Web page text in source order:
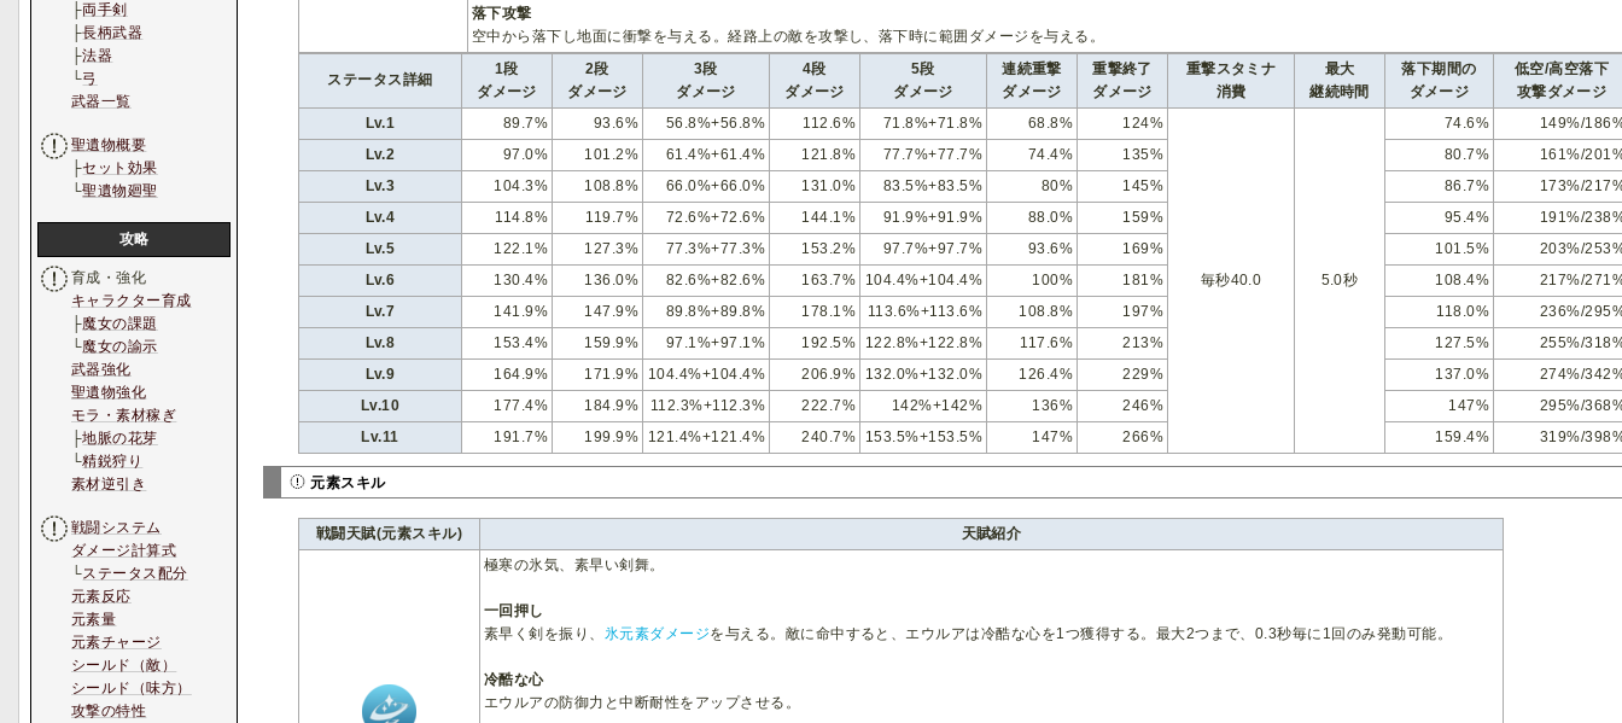
落下攻撃
空中から落下し地面に衝撃を与える。経路上の敵を攻撃し、落下時に範囲ダメージを与える。
ステータス詳細
1段
ダメージ
2段
ダメージ
3段
ダメージ
4段
ダメージ
5段
ダメージ
連続重撃
ダメージ
重撃終了
ダメージ
重撃スタミナ
消費
最大
継続時間
落下期間の
ダメージ
低空/高空落下
攻撃ダメージ
Lv.1
89.7% 93.6% 56.8%+56.8% 112.6% 71.8%+71.8% 68.8% 124%
毎秒40.0 5.0秒
74.6%
149%/
Lv.2
97.0% 101.2% 61.4%+61.4% 121.8% 77.7%+77.7% 74.4% 135% 80.7%
161%/
Lv.3
104.3% 108.8% 66.0%+66.0% 131.0% 83.5%+83.5% 80% 145% 86.7%
173%/
Lv.4
114.8% 119.7% 72.6%+72.6% 144.1% 91.9%+91.9% 88.0% 159% 95.4%
191%/
Lv.5
122.1% 127.3% 77.3%+77.3% 153.2% 97.7%+97.7% 93.6% 169% 101.5%
203%/
Lv.6
130.4% 136.0% 82.6%+82.6% 163.7% 104.4%+104.4% 100% 181% 108.4%
217%/
Lv.7
141.9% 147.9% 89.8%+89.8% 178.1% 113.6%+113.6% 108.8% 197% 118.0%
236%/
Lv.8
153.4% 159.9% 97.1%+97.1% 192.5% 122.8%+122.8% 117.6% 213% 127.5%
255%/
Lv.9
164.9% 171.9% 104.4%+104.4% 206.9% 132.0%+132.0% 126.4% 229% 137.0%
274%/
Lv.10
177.4% 184.9% 112.3%+112.3% 222.7% 142%+142% 136% 246% 147%
295%/
Lv.11
191.7% 199.9% 121.4%+121.4% 240.7% 153.5%+153.5% 147% 266% 159.4% 319%/
元素スキル
戦闘天賦(元素スキル) 天賦紹介
極寒の氷気、素早い剣舞。
一回押し
素早く剣を振り、 氷元素ダメージを与える。敵に命中すると、エウルアは冷酷な心を1つ獲得する。最大2つまで、0.3秒毎に1回のみ発動可能。
冷酷な心
エウルアの防御力と中断耐性をアップさせる。
├両手剣
├長柄武器
├法器
└弓
武器一覧
聖遺物概要
├セット効果
└聖遺物廻聖
攻略
育成・強化
キャラクター育成
├魔女の課題
└魔女の諭示
武器強化
聖遺物強化
モラ・素材稼ぎ
├地脈の花芽
└精鋭狩り
素材逆引き
戦闘システム
ダメージ計算式
└ステータス配分
元素反応
元素量
元素チャージ
シールド（敵）
シールド（味方）
攻撃の特性